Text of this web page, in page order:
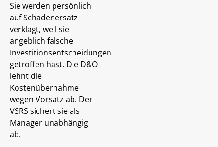
Sie werden persönlich
auf Schadenersatz
verklagt, weil sie
angeblich falsche
Investitionsentscheidungen
getroffen hast. Die D&O
lehnt die
Kostenübernahme
wegen Vorsatz ab. Der
VSRS sichert sie als
Manager unabhängig
ab.